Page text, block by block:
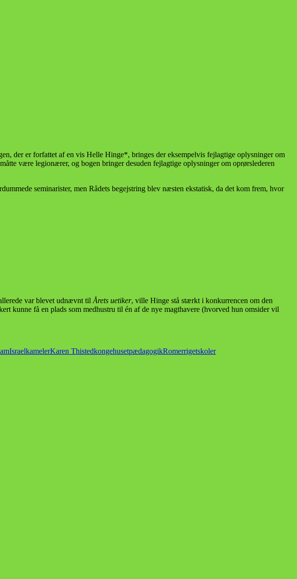
der er forfattet af en vis Helle Hinge*, bringes der eksempelvis fejlagtige oplysninger om
være legionærer, og bogen bringer desuden fejlagtige oplysninger om oprørslederen
seminarister, men Rådets begejstring blev næsten ekstatisk, da det kom frem, hvor
var blevet udnævnt til Årets uetiker, ville Hinge stå stærkt i konkurrencen om den
kunne få en plads som medhustru til én af de nye magthavere (hvorved hun omsider vil
IsraelkamelerKaren ThistedkongehusetpædagogikRomerrigetskoler